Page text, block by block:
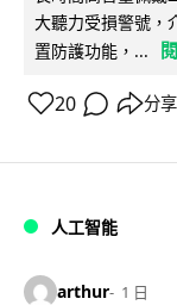
大聽力受損警號，
置防護功能，...
20 分享
人工智能
arthur 1 日